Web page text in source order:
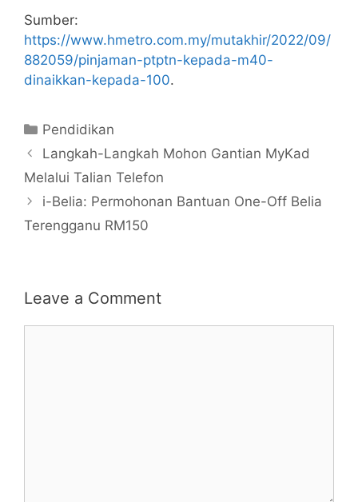
Sumber:
https://www.hmetro.com.my/mutakhir/2022/09/
882059/pinjaman-ptptn-kepada-m40-
dinaikkan-kepada-100.
Categories
Pendidikan
Langkah-Langkah Mohon Gantian MyKad
Melalui Talian Telefon
i-Belia: Permohonan Bantuan One-Off Belia
Terengganu RM150
Leave a Comment